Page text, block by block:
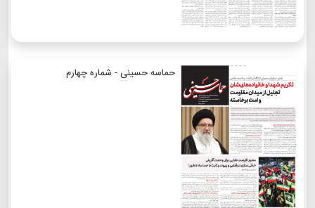
حماسه حسینی - شماره چهارم